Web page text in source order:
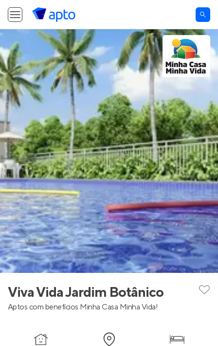
Viva Vida Jardim Botânico
Aptos com benefícios Minha Casa Minha Vida!